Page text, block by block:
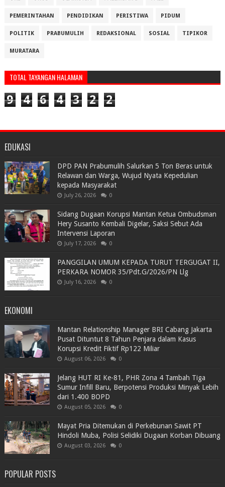
PEMERINTAHAN PENDIDIKAN PERISTIWA PIDUM
POLITIK PRABUMULIH REDAKSIONAL SOSIAL TIPIKOR
MURATARA
TOTAL TAYANGAN HALAMAN
9 4 6 4 3 2 2
EDUKASI
DPD PAN Prabumulih Salurkan 5 Ton Beras untuk
Relawan dan Warga, Wujud Nyata Kepedulian
kepada Masyarakat
July 26, 2026 0
Sidang Dugaan Korupsi Mantan Ketua Ombudsman
Hery Susanto Kembali Digelar, Saksi Sebut Ada
Intervensi Laporan
July 17, 2026 0
PANGGILAN UMUM KEPADA TURUT TERGUGAT II,
PERKARA NOMOR 35/Pdt.G/2026/PN Llg
July 16, 2026 0
EKONOMI
Mantan Relationship Manager BRI Cabang Jakarta
Pusat Dituntut 8 Tahun Penjara dalam Kasus
Korupsi Kredit Fiktif Rp122 Miliar
August 06, 2026 0
Jelang HUT RI Ke-81, PHR Zona 4 Tambah Tiga
Sumur Infill Baru, Berpotensi Produksi Minyak Lebih
dari 1.400 BOPD
August 05, 2026 0
Mayat Pria Ditemukan di Perkebunan Sawit PT
Hindoli Muba, Polisi Selidiki Dugaan Korban Dibuang
August 03, 2026 0
POPULAR POSTS